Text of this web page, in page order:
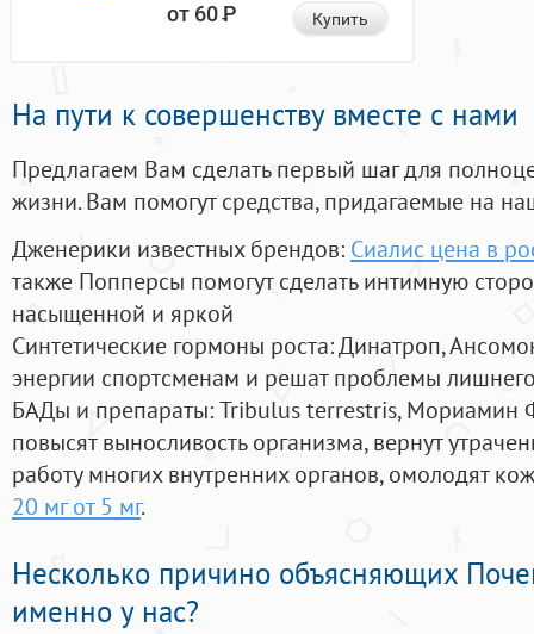
от 60Р Купить
На пути к совершенству вместе с нами
Предлагаем Вам сделать первый шаг для
жизни. Вам помогут средства, придагаемые на
Дженерики известных брендов: Сиалис цена в
также Попперсы помогут сделать интимную
насыщенной и яркой
Синтетические гормоны роста: Динатроп,
энергии спортсменам и решат проблемы
БАДы и препараты:Tribulus terrestris, Мориамин
повысят выносливость организма, вернут
работу многих внутренних органов, омолодят
20 мг от 5 мг.
Несколько причино объясняющих
именно у нас?